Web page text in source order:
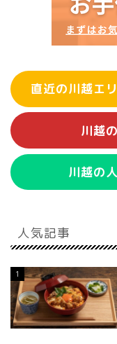
直近の川越エ
川越
川越の
人気記事
1